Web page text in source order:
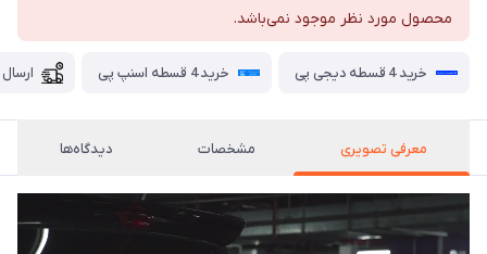
محصول مورد نظر موجود نمی‌باشد.
خرید 4 قسطه دیجی پی خرید 4 قسطه اسنپ پی
معرفی تصویری مشخصات دیدگاه‌ها